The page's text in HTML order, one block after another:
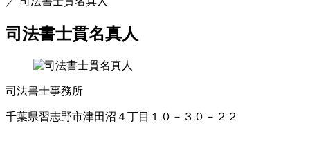
司法書士貫名真人
司法書士事務所
千葉県習志野市津田沼４丁目１０－３０－２２